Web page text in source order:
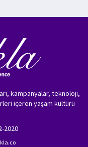
kampanyalar, teknoloji,
içeren yaşam kültürü
2020